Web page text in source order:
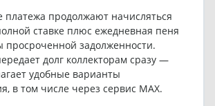
платежа продолжают начисляться
ставке плюс ежедневная пеня
просроченной задолженности.
долг коллекторам сразу —
удобные варианты
в том числе через сервис MAX.